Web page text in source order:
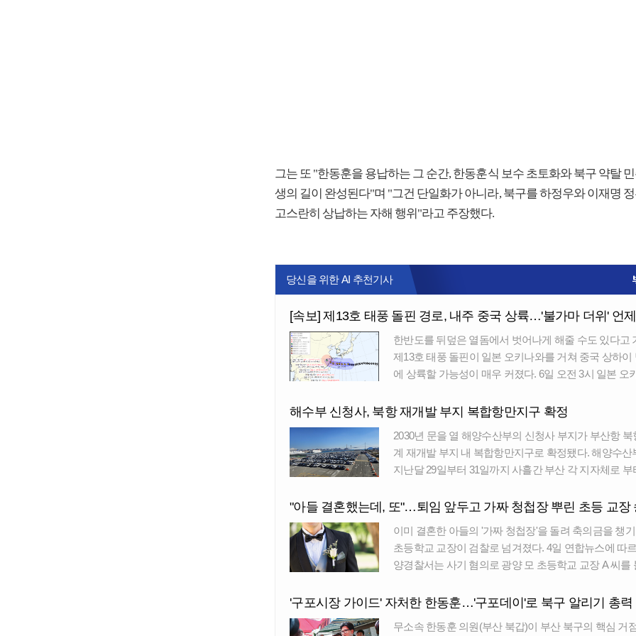
그는 또 "한동훈을 용납하는 그 순간, 한동훈식 보수 초토화와 북구 약탈 민
생의 길이 완성된다"며 "그건 단일화가 아니라, 북구를 하정우와 이재명 정
고스란히 상납하는 자해 행위"라고 주장했다.